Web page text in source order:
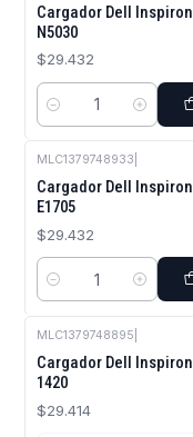
Cargador Dell Inspiron
N5030
$29.432
Cantidad
MLC1379748933
Cargador Dell Inspiron
E1705
$29.432
Cantidad
MLC1379748895
Cargador Dell Inspiron
1420
$29.414